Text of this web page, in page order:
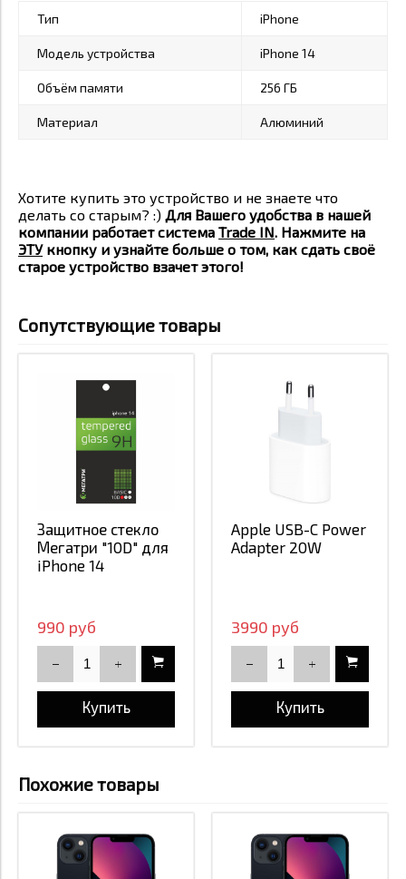
Тип iPhone
Модель устройства iPhone 14
Объём памяти 256 ГБ
Материал Алюминий
Хотите купить это устройство и не знаете что
делать со старым? :) Для Вашего удобства в нашей
компании работает система Trade IN. Нажмите на
ЭТУкнопку и узнайте больше о том, как сдать своё
старое устройство взачет этого!
Сопутствующие товары
Защитное стекло
Мегатри "10D" для
iPhone 14
990 руб
Купить
Apple USB-C Power
Adapter 20W
3990 руб
Купить
Похожие товары